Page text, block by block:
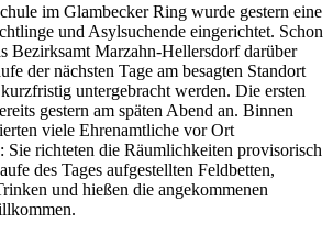
im Glambecker Ring wurde gestern eine
und Asylsuchende eingerichtet. Schon
Bezirksamt Marzahn-Hellersdorf darüber
der nächsten Tage am besagten Standort
untergebracht werden. Die ersten
gestern am späten Abend an. Binnen
viele Ehrenamtliche vor Ort
Sie richteten die Räumlichkeiten provisorisch
des Tages aufgestellten Feldbetten,
und hießen die angekommenen